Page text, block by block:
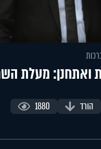
ואתחנן: מעלת
הורד 1880